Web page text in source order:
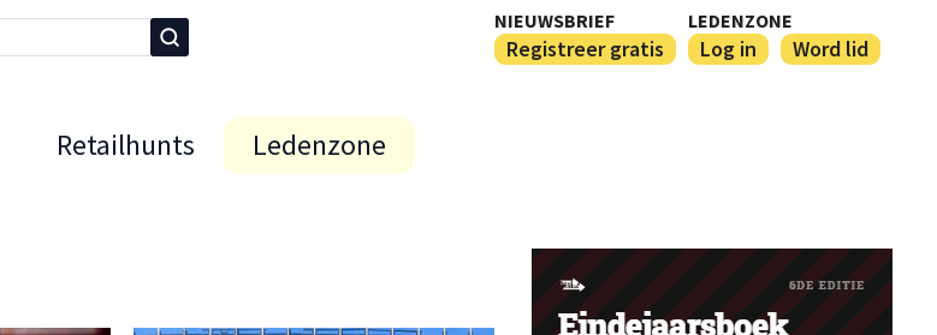
NIEUWSBRIEF
Registreer gratis
LEDENZONE
Log in Word lid
Retailhunts Ledenzone